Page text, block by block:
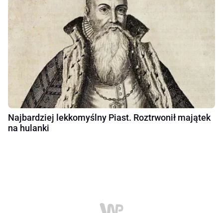
Najbardziej lekkomyślny Piast. Roztrwonił majątek
na hulanki